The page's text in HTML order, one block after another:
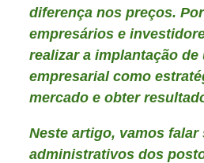
diferença nos preços.
empresários e
realizar a implantação
empresarial como
mercado e obter
Neste artigo, vamos
administrativos dos